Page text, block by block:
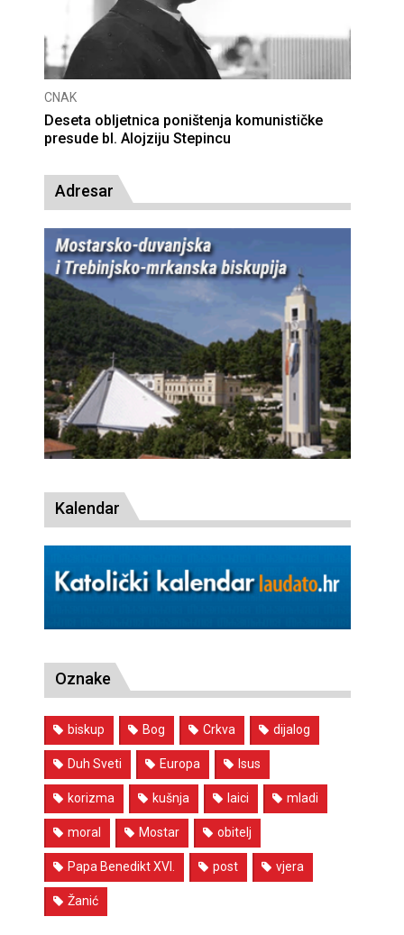
CNAK
Deseta obljetnica poništenja komunističke
presude bl. Alojziju Stepincu
Adresar
Kalendar
Oznake
biskup Bog Crkva dijalog
Duh Sveti Europa Isus
korizma kušnja laici mladi
moral Mostar obitelj
Papa Benedikt XVI. post vjera
Žanić